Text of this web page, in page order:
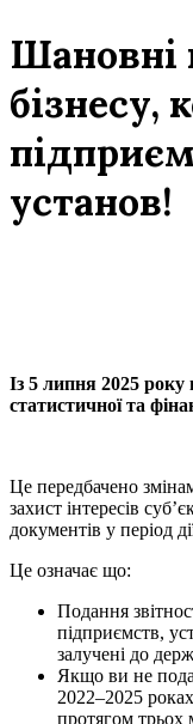
Шановні
бізнесу,
установ!
Із 5 липня 2025 року
статистичної та
Це передбачено
захист інтересів
документів у період
Це означає що:
Подання
підприємств,
залучені до
Якщо ви не
2022–2025
протягом трьох